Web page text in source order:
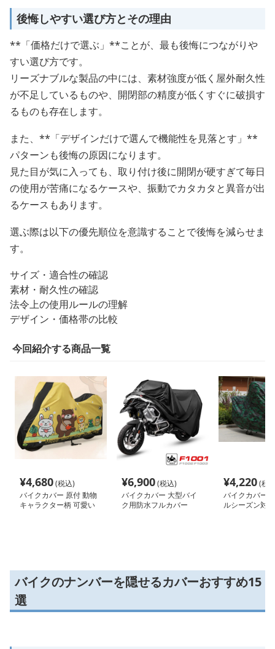
後悔しやすい選び方とその理由
**「価格だけで選ぶ」**ことが、最も後悔につながりや
すい選び方です。
リーズナブルな製品の中には、素材強度が低く屋外耐久性
が不足しているものや、開閉部の精度が低くすぐに破損す
るものも存在します。
また、**「デザインだけで選んで機能性を見落とす」**
パターンも後悔の原因になります。
見た目が気に入っても、取り付け後に開閉が硬すぎて毎日
の使用が苦痛になるケースや、振動でカタカタと異音が出
るケースもあります。
選ぶ際は以下の優先順位を意識することで後悔を減らせま
す。
サイズ・適合性の確認
素材・耐久性の確認
法令上の使用ルールの理解
デザイン・価格帯の比較
今回紹介する商品一覧
¥4,680(税込)
バイクカバー 原付 動物
キャラクター柄 可愛い
¥6,900(税込)
バイクカバー 大型バイ
ク用防水フルカバー
¥4,220(税
バイクカバー
ルシーズン対
バイクのナンバーを隠せるカバーおすすめ15
選